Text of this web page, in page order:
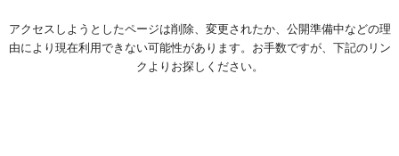
アクセスしようとしたページは削除、変更されたか、公開準備中などの理
由により現在利用できない可能性があります。お手数ですが、下記のリン
クよりお探しください。